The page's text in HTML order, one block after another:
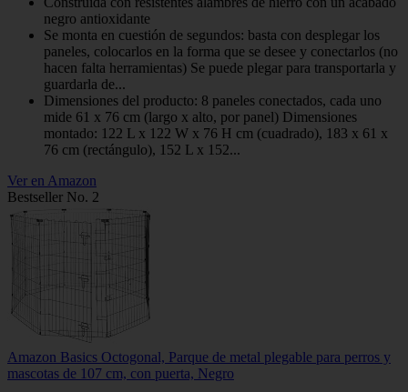
negro antioxidante
Se monta en cuestión de segundos: basta con desplegar los
paneles, colocarlos en la forma que se desee y conectarlos (no
hacen falta herramientas) Se puede plegar para transportarla y
guardarla de...
Dimensiones del producto: 8 paneles conectados, cada uno
mide 61 x 76 cm (largo x alto, por panel) Dimensiones
montado: 122 L x 122 W x 76 H cm (cuadrado), 183 x 61 x
76 cm (rectángulo), 152 L x 152...
Ver en Amazon
Bestseller No. 2
Amazon Basics Octogonal, Parque de metal plegable para perros y
mascotas de 107 cm, con puerta, Negro